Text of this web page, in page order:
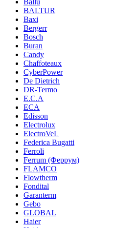
Ballu
BALTUR
Baxi
Bergerr
Bosch
Buran
Candy
Chaffoteaux
CyberPower
De Dietrich
DR-Termo
E.C.A
ECA
Edisson
Electrolux
ElectroVeL
Federica Bugatti
Ferroli
Ferrum (Феррум)
FLAMCO
Flowtherm
Fondital
Garanterm
Gebo
GLOBAL
Haier